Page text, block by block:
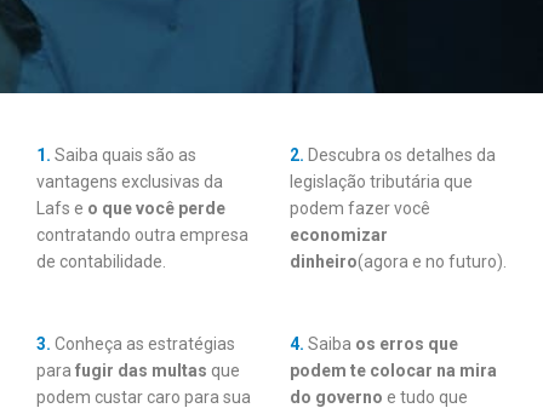
1. Saiba quais são as
vantagens exclusivas da
Lafs e o que você perde
contratando outra empresa
de contabilidade.
2. Descubra os detalhes da
legislação tributária que
podem fazer você
economizar
dinheiro(agora e no futuro).
3. Conheça as estratégias
para fugir das multas que
podem custar caro para sua
4. Saiba os erros que
podem te colocar na mira
do governo e tudo que